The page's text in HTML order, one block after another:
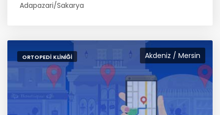
Adapazari/Sakarya
Akdeniz / Mersin
ORTOPEDI KLINIĞI